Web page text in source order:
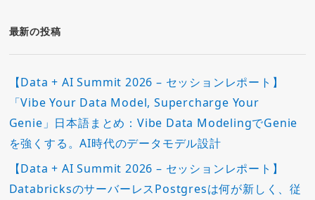
ー
最新の投稿
【Data + AI Summit 2026 – セッションレポート】
「Vibe Your Data Model, Supercharge Your
Genie」日本語まとめ：Vibe Data ModelingでGenie
を強くする。AI時代のデータモデル設計
【Data + AI Summit 2026 – セッションレポート】
DatabricksのサーバーレスPostgresは何が新しく、従